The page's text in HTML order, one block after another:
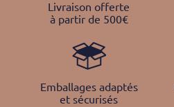
Livraison offerte
à partir de 500€
Emballages adaptés
et sécurisés